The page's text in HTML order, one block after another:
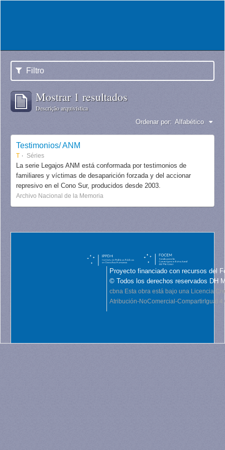
Filtro
Mostrar 1 resultados
Descrição arquivística
Ordenar por: Alfabético
Testimonios/ ANM
T Séries
La serie Legajos ANM está conformada por testimonios de
familiares y víctimas de desaparición forzada y del accionar
represivo en el Cono Sur, producidos desde 2003.
Archivo Nacional de la Memoria
Proyecto financiado con recursos del
© Todos los derechos reservados DH
cbna Esta obra está bajo una Licencia
Atribución-NoComercial-CompartirIgual